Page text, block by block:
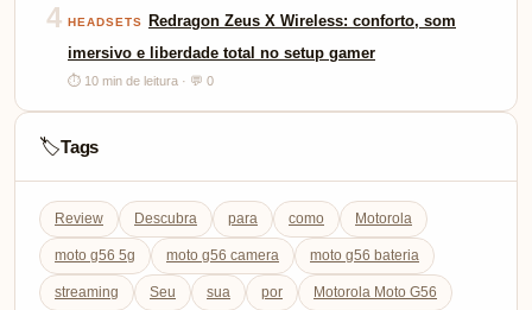
4 HEADSETS
Redragon Zeus X Wireless: conforto, som
imersivo e liberdade total no setup gamer
⏱ 10 min de leitura · 💬 0
🏷️Tags
Review Descubra para como Motorola
moto g56 5g moto g56 camera moto g56 bateria
streaming Seu sua por Motorola Moto G56